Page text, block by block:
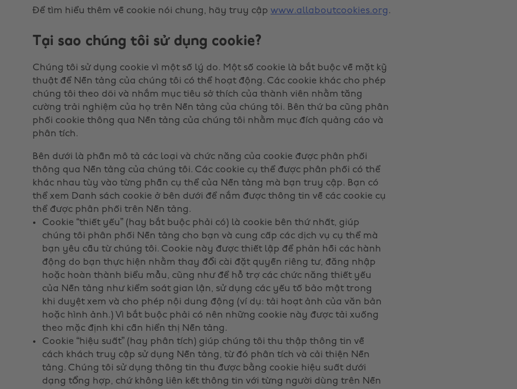
Để tìm hiểu thêm về cookie nói chung, hãy truy cập www.allaboutcookies.org.
Tại sao chúng tôi sử dụng cookie?
Chúng tôi sử dụng cookie vì một số lý do. Một số cookie là bắt buộc về mặt kỹ
thuật để Nền tảng của chúng tôi có thể hoạt động. Các cookie khác cho phép
chúng tôi theo dõi và nhắm mục tiêu sở thích của thành viên nhằm tăng
cường trải nghiệm của họ trên Nền tảng của chúng tôi. Bên thứ ba cũng phân
phối cookie thông qua Nền tảng của chúng tôi nhằm mục đích quảng cáo và
phân tích.
Bên dưới là phần mô tả các loại và chức năng của cookie được phân phối
thông qua Nền tảng của chúng tôi. Các cookie cụ thể được phân phối có thể
khác nhau tùy vào từng phần cụ thể của Nền tảng mà bạn truy cập. Bạn có
thể xem Danh sách cookie ở bên dưới để nắm được thông tin về các cookie cụ
thể được phân phối trên Nền tảng.
Cookie “thiết yếu” (hay bắt buộc phải có) là cookie bên thứ nhất, giúp
chúng tôi phân phối Nền tảng cho bạn và cung cấp các dịch vụ cụ thể mà
bạn yêu cầu từ chúng tôi. Cookie này được thiết lập để phản hồi các hành
động do bạn thực hiện nhằm thay đổi cài đặt quyền riêng tư, đăng nhập
hoặc hoàn thành biểu mẫu, cũng như để hỗ trợ các chức năng thiết yếu
của Nền tảng như kiểm soát gian lận, sử dụng các yếu tố bảo mật trong
khi duyệt xem và cho phép nội dung động (ví dụ: tải hoạt ảnh của văn bản
hoặc hình ảnh.) Vì bắt buộc phải có nên những cookie này được tải xuống
theo mặc định khi cần hiển thị Nền tảng.
Cookie “hiệu suất” (hay phân tích) giúp chúng tôi thu thập thông tin về
cách khách truy cập sử dụng Nền tảng, từ đó phân tích và cải thiện Nền
tảng. Chúng tôi sử dụng thông tin thu được bằng cookie hiệu suất dưới
dạng tổng hợp, chứ không liên kết thông tin với từng người dùng trên Nền